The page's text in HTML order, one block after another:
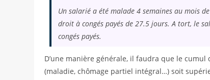
Un salarié a été malade 4 semaines au mois
droit à congés payés de 27.5 jours. A tort, le
congés payés.
D’une manière générale, il faudra que le
(maladie, chômage partiel intégral…) soit